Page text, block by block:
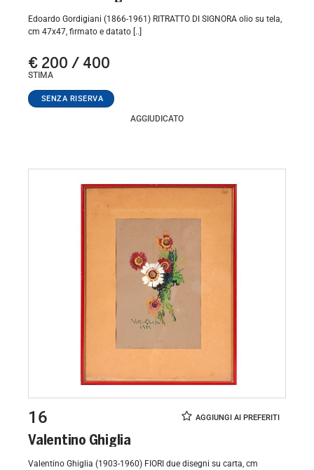
Edoardo Gordigiani (1866-1961) RITRATTO DI SIGNORA olio su tela,
cm 47x47, firmato e datato [..]
€ 200 / 400
STIMA
AGGIUDICATO
16
Valentino Ghiglia
Valentino Ghiglia (1903-1960) FIORI due disegni su carta, cm